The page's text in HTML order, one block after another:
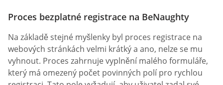
Proces bezplatné registrace na BeNaughty
Na základě stejné myšlenky byl proces registrace na
webových stránkách velmi krátký a ano, nelze se mu
vyhnout. Proces zahrnuje vyplnění malého formuláře,
který má omezený počet povinných polí pro rychlou